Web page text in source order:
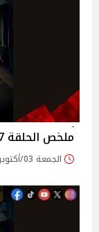
ملخص الحلقة 37 من مسلسل "سلمى"
الجمعة 03/أكتوبر/2025 - 03:36 م